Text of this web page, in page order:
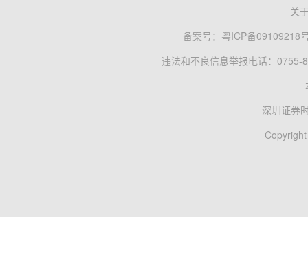
关
备案号： 粤ICP备09109218
违法和不良信息举报电话：0755-
深圳证券